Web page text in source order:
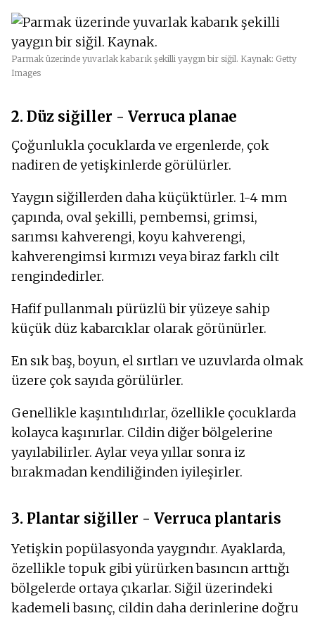
Parmak üzerinde yuvarlak kabarık şekilli yaygın bir siğil. Kaynak: Getty
Images
2. Düz siğiller - Verruca planae
Çoğunlukla çocuklarda ve ergenlerde, çok
nadiren de yetişkinlerde görülürler.
Yaygın siğillerden daha küçüktürler. 1-4 mm
çapında, oval şekilli, pembemsi, grimsi,
sarımsı kahverengi, koyu kahverengi,
kahverengimsi kırmızı veya biraz farklı cilt
rengindedirler.
Hafif pullanmalı pürüzlü bir yüzeye sahip
küçük düz kabarcıklar olarak görünürler.
En sık baş, boyun, el sırtları ve uzuvlarda olmak
üzere çok sayıda görülürler.
Genellikle kaşıntılıdırlar, özellikle çocuklarda
kolayca kaşınırlar. Cildin diğer bölgelerine
yayılabilirler. Aylar veya yıllar sonra iz
bırakmadan kendiliğinden iyileşirler.
3. Plantar siğiller - Verruca plantaris
Yetişkin popülasyonda yaygındır. Ayaklarda,
özellikle topuk gibi yürürken basıncın arttığı
bölgelerde ortaya çıkarlar. Siğil üzerindeki
kademeli basınç, cildin daha derinlerine doğru